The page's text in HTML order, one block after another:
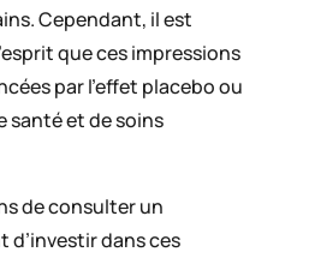
Cependant, il est
que ces impressions
par l’effet placebo ou
santé et de soins
de consulter un
dans ces